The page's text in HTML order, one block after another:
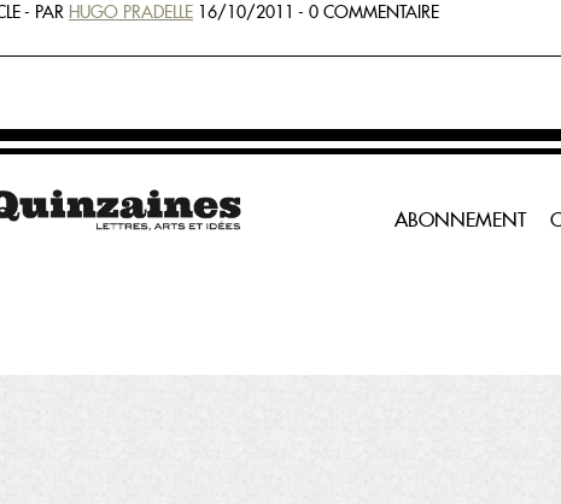
- PAR HUGO PRADELLE 16/10/2011 - 0 COMMENTAIRE
ABONNEMENT